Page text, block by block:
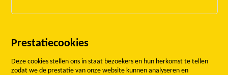
Prestatiecookies
Deze cookies stellen ons in staat bezoekers en hun herkomst te tellen
zodat we de prestatie van onze website kunnen analyseren en